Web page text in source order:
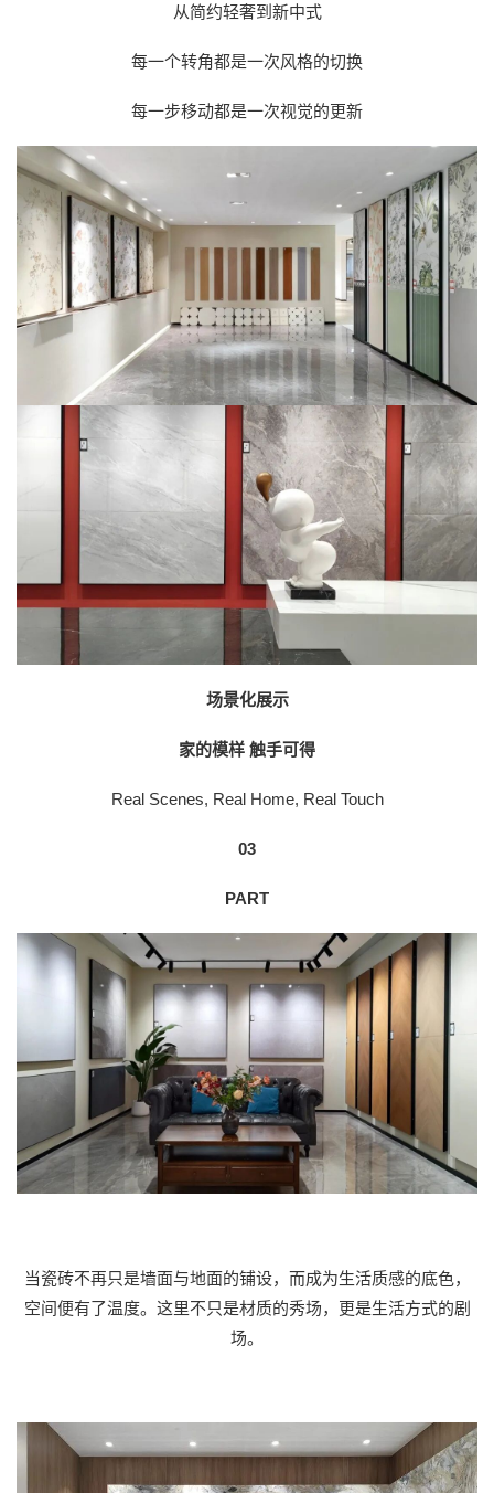
从简约轻奢到新中式
每一个转角都是一次风格的切换
每一步移动都是一次视觉的更新
场景化展示
家的模样 触手可得
Real Scenes, Real Home, Real Touch
03
PART
当瓷砖不再只是墙面与地面的铺设，而成为生活质感的底色，
空间便有了温度。这里不只是材质的秀场，更是生活方式的剧
场。